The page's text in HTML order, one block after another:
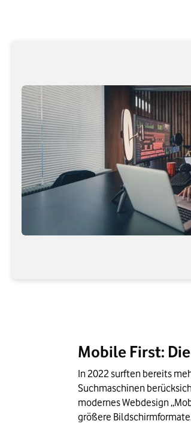
Mobile First:
In 2022 surften bereits
Suchmaschinen
modernes Webdesign
größere